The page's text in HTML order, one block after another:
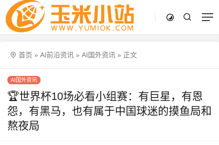
首页 » AI前沿资讯 » AI国外资讯 » 正文
AI国外资讯
🏆世界杯10场必看小组赛：有巨星，有恩
怨，有黑马，也有属于中国球迷的摸鱼局和
熬夜局